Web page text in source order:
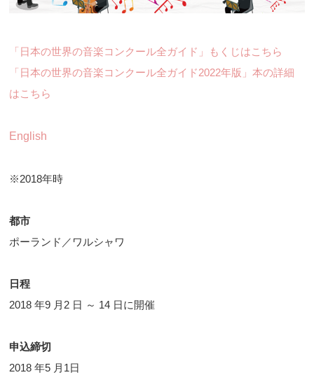
「日本の世界の音楽コンクール全ガイド」もくじはこちら
「日本の世界の音楽コンクール全ガイド2022年版」本の詳細
はこちら
English
※2018年時
都市
ポーランド／ワルシャワ
日程
2018 年9 月2 日 ～ 14 日に開催
申込締切
2018 年5 月1日